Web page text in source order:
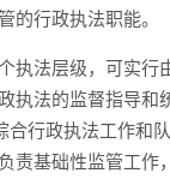
行政执法职能。
执法层级，可实
执法的监督指导
行政执法工作和
基础性监管工作